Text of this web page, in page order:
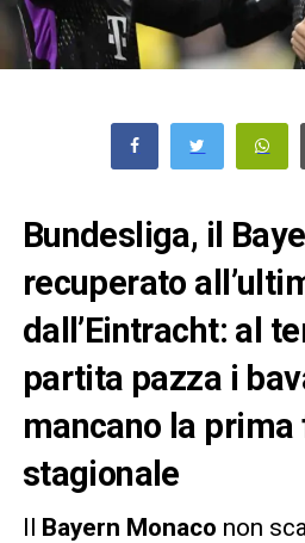
Bundesliga, il
recuperato
dall’Eintracht: al
partita pazza i
mancano la prima
stagionale
Il Bayern Monaco non